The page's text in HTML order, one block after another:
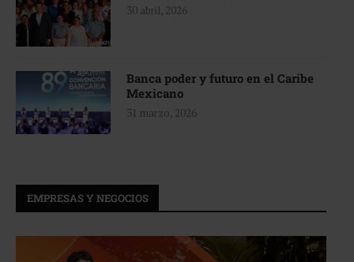
30 abril, 2026
Banca poder y futuro en el Caribe
Mexicano
31 marzo, 2026
EMPRESAS Y NEGOCIOS